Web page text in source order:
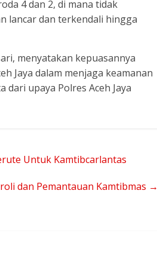
4 dan 2, di mana tidak
lancar dan terkendali hingga
menyatakan kepuasannya
Jaya dalam menjaga keamanan
upaya Polres Aceh Jaya
Untuk Kamtibcarlantas
dan Pemantauan Kamtibmas →